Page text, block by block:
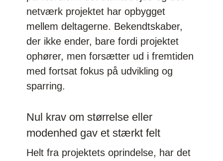
netværk projektet har opbygget
mellem deltagerne. Bekendtskaber,
der ikke ender, bare fordi projektet
ophører, men forsætter ud i fremtiden
med fortsat fokus på udvikling og
sparring.
Nul krav om størrelse eller
modenhed gav et stærkt felt
Helt fra projektets oprindelse, har det